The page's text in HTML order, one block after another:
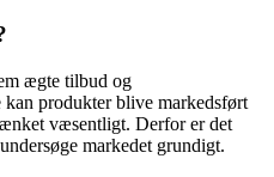
ægte tilbud og
produkter blive markedsført
væsentligt. Derfor er det
markedet grundigt.